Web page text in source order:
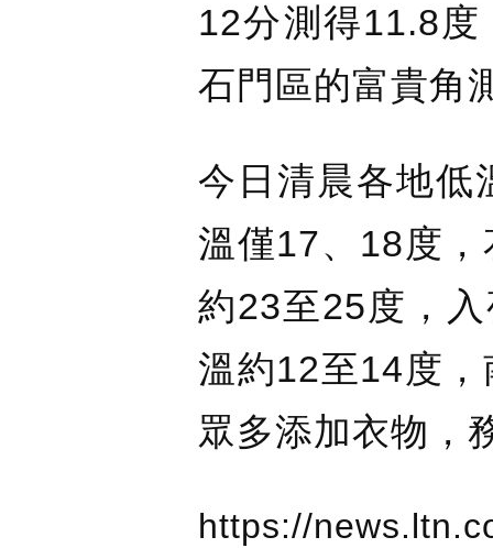
12分測得11.8
石門區的富貴角
今日清晨各地低
溫僅17、18度
約23至25度，
溫約12至14度
眾多添加衣物，
https://